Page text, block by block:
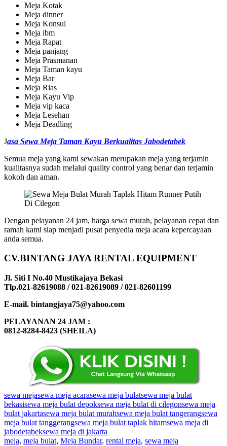
Meja Kotak
Meja dinner
Meja Konsul
Meja ibm
Meja Rapat
Meja panjang
Meja Prasmanan
Meja Taman kayu
Meja Bar
Meja Rias
Meja Kayu Vip
Meja vip kaca
Meja Lesehan
Meja Deadling
Jasa Sewa Meja Taman Kayu Berkualitas Jabodetabek
Semua meja yang kami sewakan merupakan meja yang terjamin
kualitasnya sudah melalui quality control yang benar dan terjamin
kokoh dan aman.
Dengan pelayanan 24 jam, harga sewa murah, pelayanan cepat dan
ramah kami siap menjadi pusat penyedia meja acara kepercayaan
anda semua.
CV.BINTANG JAYA RENTAL EQUIPMENT
Jl. Siti I No.40 Mustikajaya Bekasi
Tlp.021-82619088 / 021-82619089 / 021-82601199
E-mail. bintangjaya75@yahoo.com
PELAYANAN 24 JAM :
0812-8284-8423 (SHEILA)
sewa mejasewa meja acarasewa meja bulatsewa meja bulat
bekasisewa meja bulat depoksewa meja bulat di cilegonsewa meja
bulat jakartasewa meja bulat murahsewa meja bulat tangerangsewa
meja bulat tanggerangsewa meja bulat taplak hitamsewa meja di
jabodetabeksewa meja di jakarta
meja, meja bulat, Meja Bundar, rental meja, sewa meja